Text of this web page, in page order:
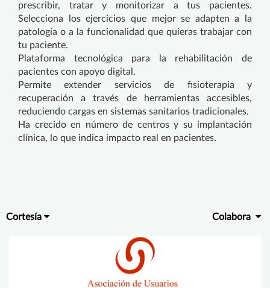
prescribir, tratar y monitorizar a tus pacientes.
Selecciona los ejercicios que mejor se adapten a la
patología o a la funcionalidad que quieras trabajar con
tu paciente.
Plataforma tecnológica para la rehabilitación de
pacientes con apoyo digital.
Permite extender servicios de fisioterapia y
recuperación a través de herramientas accesibles,
reduciendo cargas en sistemas sanitarios tradicionales.
Ha crecido en número de centros y su implantación
clínica, lo que indica impacto real en pacientes.
Cortesía Colabora